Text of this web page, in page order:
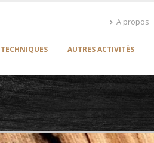
A propos
TECHNIQUES AUTRES ACTIVITÉS